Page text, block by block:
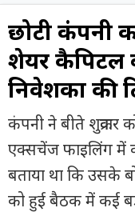
Dark
Mode
होम
शेयर
बाज़ार
वीडियो
ट्रेंडिंग
छोटी कंपनी
शेयर कैपिटल
निवेशकों की
कंपनी ने बीते
एक्सचेंज फाइलिंग में
बताया था कि उसके
को हुई बैठक में कई